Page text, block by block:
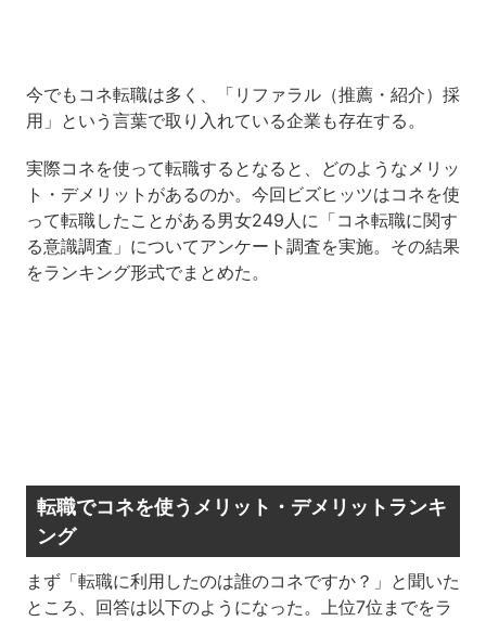
今でもコネ転職は多く、「リファラル（推薦・紹介）採
用」という言葉で取り入れている企業も存在する。
実際コネを使って転職するとなると、どのようなメリッ
ト・デメリットがあるのか。今回ビズヒッツはコネを使
って転職したことがある男女249人に「コネ転職に関す
る意識調査」についてアンケート調査を実施。その結果
をランキング形式でまとめた。
転職でコネを使うメリット・デメリットランキ
ング
まず「転職に利用したのは誰のコネですか？」と聞いた
ところ、回答は以下のようになった。上位7位までをラ